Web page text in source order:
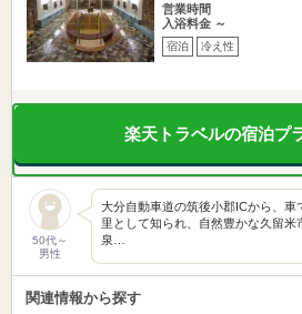
営業時間
入浴料金 ～
宿泊 冷え性
楽天トラベルの宿泊プ
50代～
男性
大分自動車道の筑後小郡ICから、車
里として知られ、自然豊かな久留米
泉…
関連情報から探す